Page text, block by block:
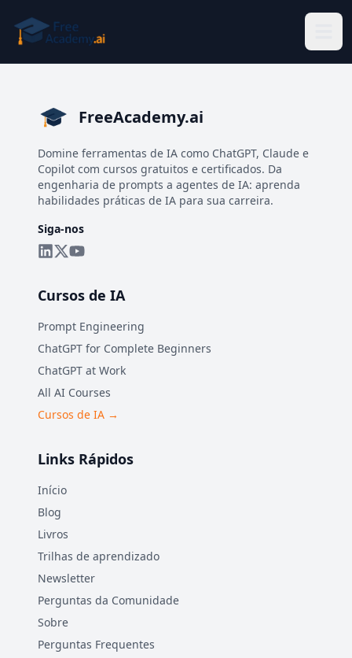
FreeAcademy.ai
Domine ferramentas de IA como ChatGPT, Claude e
Copilot com cursos gratuitos e certificados. Da
engenharia de prompts a agentes de IA: aprenda
habilidades práticas de IA para sua carreira.
Siga-nos
Cursos de IA
Prompt Engineering
ChatGPT for Complete Beginners
ChatGPT at Work
All AI Courses
Cursos de IA →
Links Rápidos
Início
Blog
Livros
Trilhas de aprendizado
Newsletter
Perguntas da Comunidade
Sobre
Perguntas Frequentes